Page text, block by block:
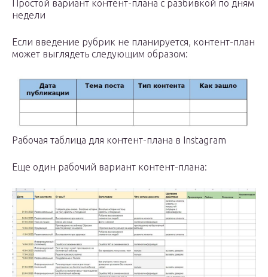
Простой вариант контент-плана с разбивкой по дням
недели
Если введение рубрик не планируется, контент-план
может выглядеть следующим образом:
Рабочая таблица для контент-плана в Instagram
Еще один рабочий вариант контент-плана: